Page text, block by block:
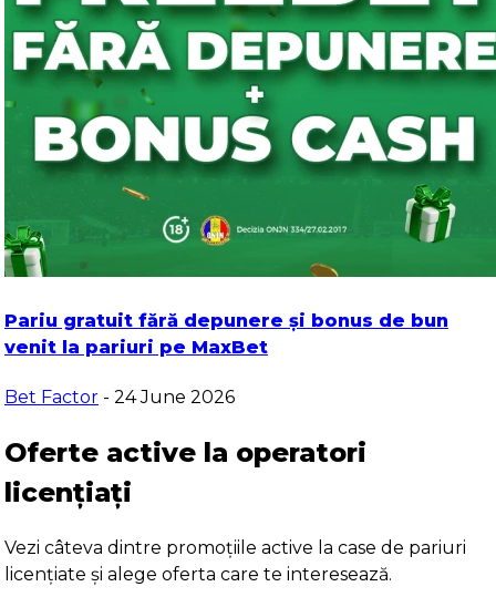
Pariu gratuit fără depunere și bonus de bun
venit la pariuri pe MaxBet
Bet Factor - 24 June 2026
Oferte active la operatori
licențiați
Vezi câteva dintre promoțiile active la case de pariuri
licențiate și alege oferta care te interesează.